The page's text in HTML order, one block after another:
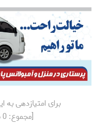
برای امتیازدهی
[مجموع: 0